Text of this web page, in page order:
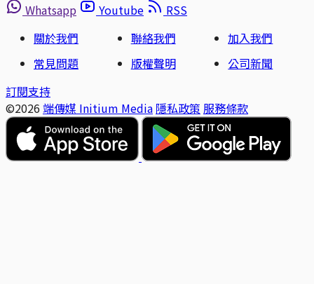
Whatsapp
Youtube
RSS
關於我們
聯絡我們
加入我們
常見問題
版權聲明
公司新聞
訂閱支持
©2026 端傳媒 Initium Media 隱私政策 服務條款